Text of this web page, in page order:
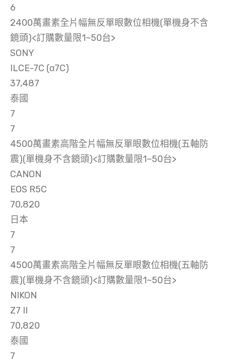
6
2400萬畫素全片幅無反單眼數位相機(單機身不含
鏡頭)<訂購數量限1~50台>
SONY
ILCE-7C (α7C)
37,487
泰國
7
7
4500萬畫素高階全片幅無反單眼數位相機(五軸防
震)(單機身不含鏡頭)<訂購數量限1~50台>
CANON
EOS R5C
70,820
日本
7
7
4500萬畫素高階全片幅無反單眼數位相機(五軸防
震)(單機身不含鏡頭)<訂購數量限1~50台>
NIKON
Z7 II
70,820
泰國
7